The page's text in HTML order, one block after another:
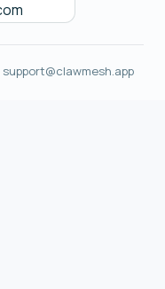
support@clawmesh.app